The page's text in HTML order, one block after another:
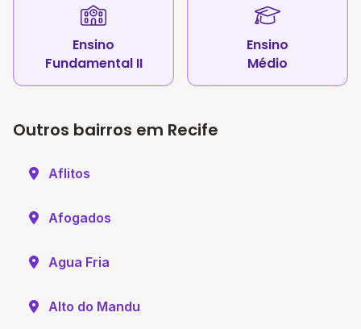
Ensino
Fundamental II
Ensino
Médio
Outros bairros em Recife
Aflitos
Afogados
Agua Fria
Alto do Mandu